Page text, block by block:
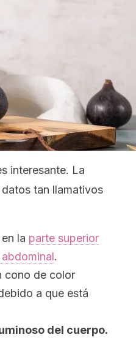
interesante. La
datos tan llamativos
la parte superior
.
cono de color
a que está
del cuerpo.